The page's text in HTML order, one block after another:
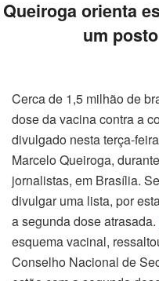
Queiroga orienta
um
Cerca de 1,5 milhão de
dose da vacina contra a
divulgado nesta terça-
Marcelo Queiroga,
jornalistas, em Brasília.
divulgar uma lista, por
a segunda dose atrasada.
esquema vacinal,
Conselho Nacional de